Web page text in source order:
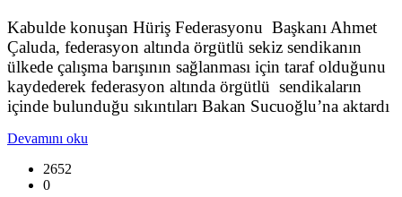
Kabulde konuşan Hüriş Federasyonu Başkanı Ahmet
Çaluda, federasyon altında örgütlü sekiz sendikanın
ülkede çalışma barışının sağlanması için taraf olduğunu
kaydederek federasyon altında örgütlü sendikaların
içinde bulunduğu sıkıntıları Bakan Sucuoğlu’na aktardı
Devamını oku
2652
0